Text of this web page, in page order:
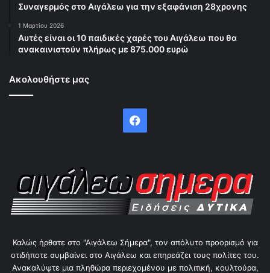
Συναγερμός στο Αιγάλεω για την εξαφάνιση 28χρονης
1 Μαρτίου 2026
Αυτές είναι οι 10 παιδικές χαρές του Αιγάλεω που θα
ανακαινιστούν πλήρως με 875.000 ευρώ
Ακολουθήστε μας
Facebook
Καλώς ήρθατε στο "Αιγάλεω Σήμερα", τον απόλυτο προορισμό για
οτιδήποτε συμβαίνει στο Αιγάλεω και επηρεάζει τους πολίτες του.
Ανακαλύψτε μια πληθώρα περιεχομένου με πολιτική, κουλτούρα,